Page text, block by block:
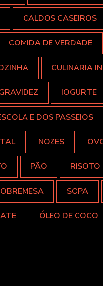
CALDOS CASEIROS
COMIDA DE VERDADE
CULINÁRIA
GRAVIDEZ IOGURTE
E DOS PASSEIOS
NOZES
PÃO RISOTO
SOPA
ÓLEO DE COCO